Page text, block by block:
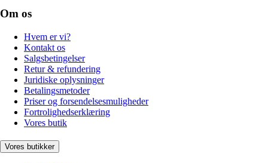
Om os
Hvem er vi?
Kontakt os
Salgsbetingelser
Retur & refundering
Juridiske oplysninger
Betalingsmetoder
Priser og forsendelsesmuligheder
Fortrolighedserklæring
Vores butik
Vores butikker